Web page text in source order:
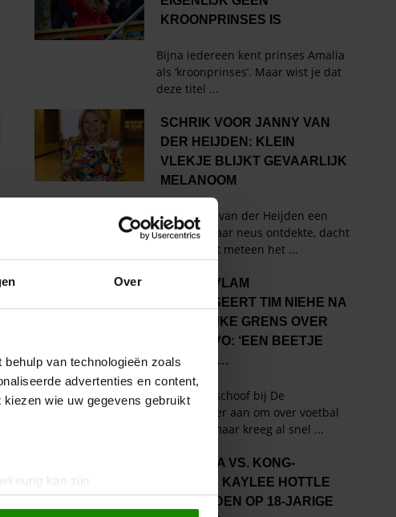
Over
van technologieën zoals
advertenties en content,
wie uw gegevens gebruikt
kan zijn
(fingerprinting)